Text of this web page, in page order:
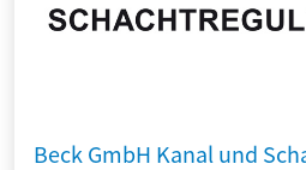
Beck GmbH Kanal und